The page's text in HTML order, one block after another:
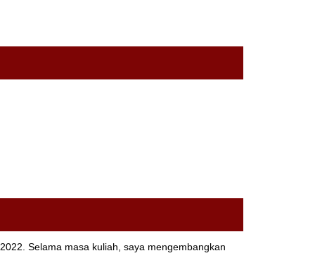
Selama masa kuliah, saya mengembangkan